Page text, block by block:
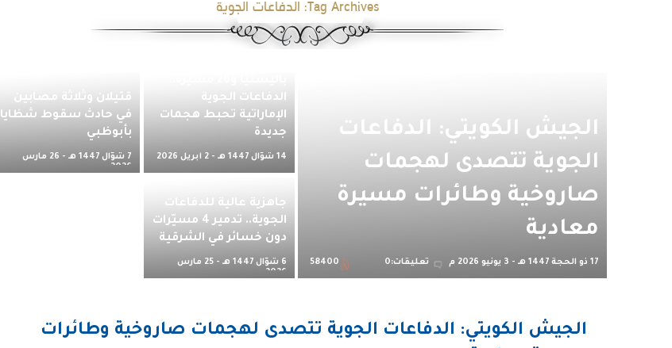
Tag Archives: الدفاعات الجوية
الجيش الكويتي: الدفاعات
الجوية تتصدى لهجمات
صاروخية وطائرات مسيرة
معادية
17 ذو الحجة 1447 هـ - 3 يونيو 2026 م تعليقات:0 58400
الدفاعات الجوية
الإماراتية تحبط هجمات
جديدة
14 شوّال 1447 هـ - 2 أبريل 2026
قتيلان وثلاثة مصابين
في حادث سقوط شظايا
بأبوظبي
7 شوّال 1447 هـ - 26 مارس
2026 م
جاهزية عالية للدفاعات
الجوية.. تدمير 4 مسيّرات
دون خسائر في الشرقية
6 شوّال 1447 هـ - 25 مارس
2026 م
الجيش الكويتي: الدفاعات الجوية تتصدى لهجمات صاروخية وطائرات